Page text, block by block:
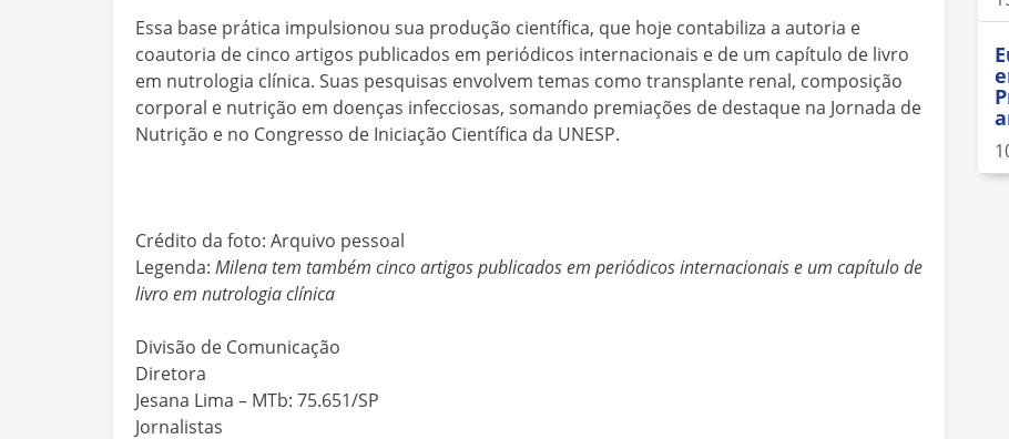
Essa base prática impulsionou sua produção científica, que hoje contabiliza a autoria e
coautoria de cinco artigos publicados em periódicos internacionais e de um capítulo de livro
em nutrologia clínica. Suas pesquisas envolvem temas como transplante renal, composição
corporal e nutrição em doenças infecciosas, somando premiações de destaque na Jornada de
Nutrição e no Congresso de Iniciação Científica da UNESP.
Crédito da foto: Arquivo pessoal
Legenda: Milena tem também cinco artigos publicados em periódicos internacionais e um capítulo de
livro em nutrologia clínica
Divisão de Comunicação
Diretora
Jesana Lima – MTb: 75.651/SP
Jornalistas